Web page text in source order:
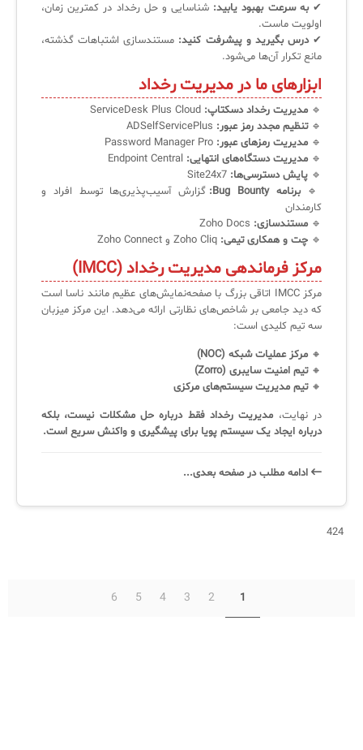
✔به سرعت بهبود یابید: شناسایی و حل رخداد در کمترین زمان،
اولویت ماست.
✔درس بگیرید و پیشرفت کنید: مستندسازی اشتباهات گذشته،
مانع تکرار آن‌ها می‌شود.
ابزارهای ما در مدیریت رخداد
🔹 مدیریت رخداد دسکتاپ:
🔹تنظیم مجدد رمز عبور:
🔹 مدیریت رمزهای عبور:
🔹 مدیریت دستگاه‌های انتهایی:
🔹 پایش دسترسی‌ها:
🔹برنامه Bug Bounty:
گزارش آسیب‌پذیری‌ها توسط افراد و
کارمندان
🔹 مستندسازی:
🔹 چت و همکاری تیمی:
مرکز فرماندهی مدیریت رخداد (IMCC)
مرکز IMCC اتاقی بزرگ با صفحه‌نمایش‌های عظیم مانند ناسا است
که دید جامعی بر شاخص‌های نظارتی ارائه می‌دهد. این مرکز میزبان
سه تیم کلیدی است:
🔸 مرکز عملیات شبکه (NOC)
🔸تیم امنیت سایبری (Zorro)
🔸تیم مدیریت سیستم‌های مرکزی
در نهایت، مدیریت رخداد فقط درباره حل مشکلات نیست، بلکه
درباره ایجاد یک سیستم پویا برای پیشگیری و واکنش سریع است.
ادامه‌ مطلب در صفحه‌ بعدی...
424
1
2
3
4
5
6
سامانه آزمون آنلاین